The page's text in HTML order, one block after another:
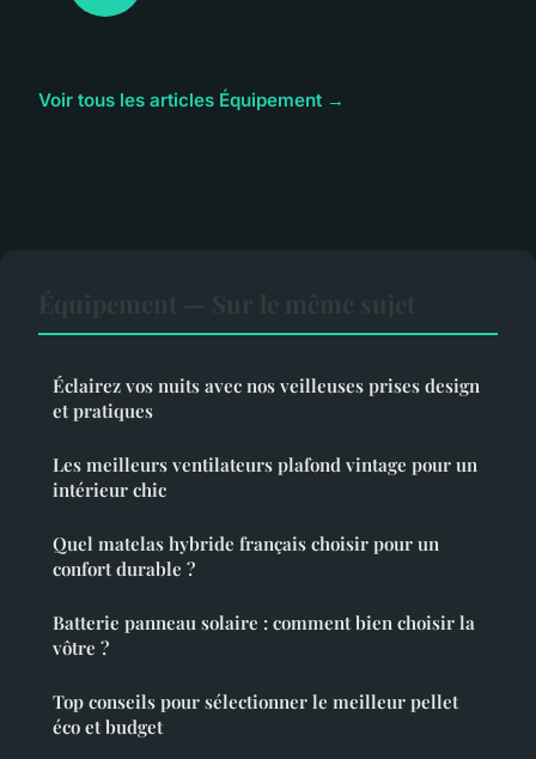
Voir tous les articles Équipement →
Éclairez vos nuits avec nos veilleuses prises design
et pratiques
Les meilleurs ventilateurs plafond vintage pour un
intérieur chic
Quel matelas hybride français choisir pour un
confort durable ?
Batterie panneau solaire : comment bien choisir la
vôtre ?
Top conseils pour sélectionner le meilleur pellet
éco et budget